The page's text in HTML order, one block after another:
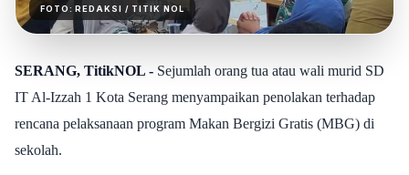
FOTO:REDAKSI / TITIK NOL
SERANG, TitikNOL - Sejumlah orang tua atau wali murid SD
IT Al-Izzah 1 Kota Serang menyampaikan penolakan terhadap
rencana pelaksanaan program Makan Bergizi Gratis (MBG) di
sekolah.